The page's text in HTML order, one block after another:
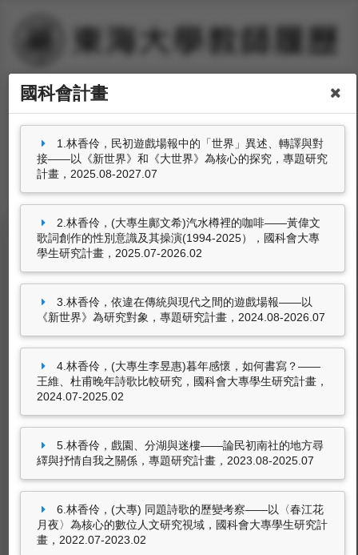
姓名：林香伶
職稱：中文系教授
分機號碼：#31122
國科會計畫
25筆資料 more...
林香伶，民初遊戲場報中的「世界」異述、轉譯
與對接——以《新世界》和《大世界》為核心的
探究，專題研究計畫，2025.08-2027.07
林香伶，(大專生鄺文希)汽水樽裡的咖啡——黃
偉文歌詞創作的性別意識及其操演(1994-
2025），國科會大專學生研究計畫，2025.07-
2026.02
林香伶，依違在傳統與現代之間的遊戲場報——
以《新世界》為研究對象 ，專題研究計畫，
2024.08-2026.07
林香伶，(大專生李昱惠)暮年感懷，如何書寫？
——王維、杜甫晚年詩歌比較研究，國科會大專
學生研究計畫，2024.07-2025.02
林香伶，戲園、分湖與迷樓——論民初南社的地
國科會計畫
1.林香伶，民初遊戲場報中的「世界」異述、轉譯與對
接——以《新世界》和《大世界》為核心的探究，專題研究
計畫，2025.08-2027.07
2.林香伶，(大專生鄺文希)汽水樽裡的咖啡——黃偉文
歌詞創作的性別意識及其操演(1994-2025），國科會大專
學生研究計畫，2025.07-2026.02
3.林香伶，依違在傳統與現代之間的遊戲場報——以
《新世界》為研究對象，專題研究計畫，2024.08-2026.07
4.林香伶，(大專生李昱惠)暮年感懷，如何書寫？——
王維、杜甫晚年詩歌比較研究，國科會大專學生研究計畫，
2024.07-2025.02
5.林香伶，戲園、分湖與迷樓——論民初南社的地方尋
繹與抒情自我之關係，專題研究計畫，2023.08-2025.07
6.林香伶，(大專) 同題詩歌的歷變考察——以〈春江花
月夜〉為核心的數位人文研究視域，國科會大專學生研究計
畫，2022.07-2023.02